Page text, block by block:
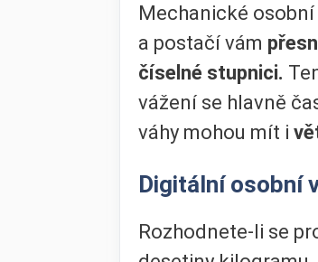
Mechanické
a postačí vám
číselné stupnici.
vážení se hlavně
váhy mohou mít i
Digitální osobní
Rozhodnete-li se